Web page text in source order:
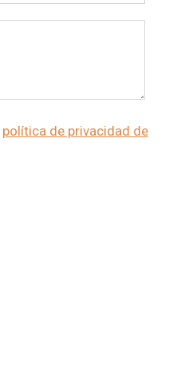
política de privacidad de